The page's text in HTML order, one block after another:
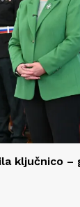
ključnico